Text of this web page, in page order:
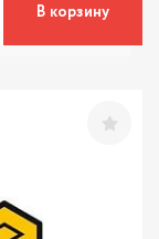
В корзину